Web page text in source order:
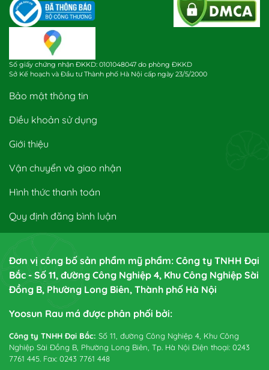
Số giấy chứng nhận ĐKKD: 0101048047 do phòng ĐKKD
Sở Kế hoạch và Đầu tư Thành phố Hà Nội cấp ngày 23/5/2000
Bảo mật thông tin
Điều khoản sử dụng
Giới thiệu
Vận chuyển và giao nhận
Hình thức thanh toán
Quy định đăng bình luận
Đơn vị công bố sản phẩm mỹ phẩm: Công ty TNHH Đại
Bắc - Số 11, đường Công Nghiệp 4, Khu Công Nghiệp Sài
Đồng B, Phường Long Biên, Thành phố Hà Nội
Yoosun Rau má được phân phối bởi:
Công ty TNHH Đại Bắc: Số 11, đường Công Nghiệp 4, Khu Công
Nghiệp Sài Đồng B, Phường Long Biên, Tp. Hà Nội Điện thoại: 0243
7761 445. Fax: 0243 7761 448